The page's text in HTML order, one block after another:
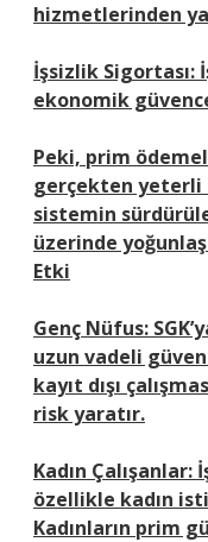
hizmetlerinden
İşsizlik Sigortası:
ekonomik
Peki, prim
gerçekten yeterli
sistemin
üzerinde
Etki
Genç Nüfus:
uzun vadeli
kayıt dışı
risk yaratır.
Kadın
özellikle kadın
Kadınların prim